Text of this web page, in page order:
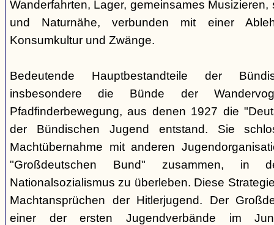
Wanderfahrten, Lager, gemeinsames
und Naturnähe, verbunden mit einer
Konsumkultur und Zwänge.
Bedeutende Hauptbestandteile der
insbesondere die Bünde der
Pfadfinderbewegung, aus denen 1927 die
der Bündischen Jugend entstand. Sie
Machtübernahme mit anderen
"Großdeutschen Bund" zusammen,
Nationalsozialismus zu überleben. Diese
Machtansprüchen der Hitlerjugend. Der
einer der ersten Jugendverbände im